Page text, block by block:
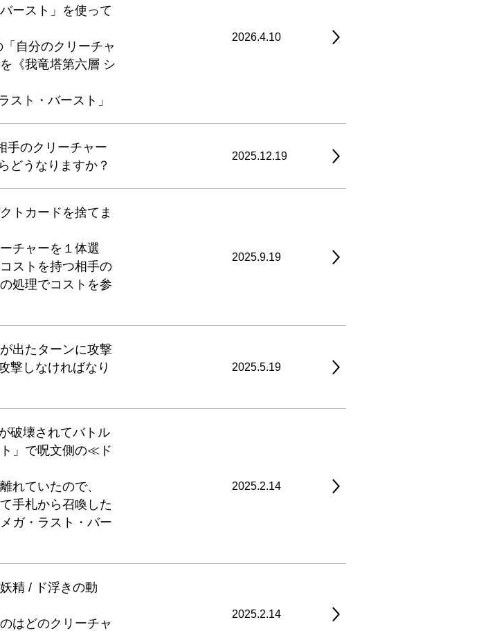
ースト」を使って
自分のクリーチャ
《我竜塔第六層 シ
スト・バースト」
2026.4.10
手のクリーチャー
どうなりますか？
2025.12.19
トカードを捨てま
チャーを１体選
ストを持つ相手の
処理でコストを参
2025.9.19
出たターンに攻撃
撃しなければなり
2025.5.19
破壊されてバトル
」で呪文側の≪ド
れていたので、
手札から召喚した
ガ・ラスト・バー
2025.2.14
精 / ド浮きの動
はどのクリーチャ
2025.2.14